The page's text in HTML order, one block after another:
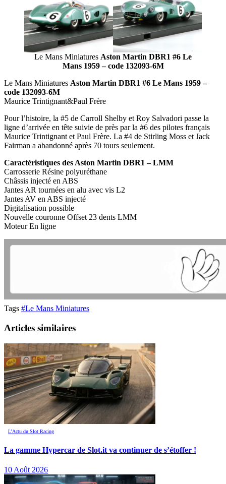
Le Mans Miniatures Aston Martin DBR1 #6 Le
Mans 1959 – code 132093-6M
Le Mans Miniatures Aston Martin DBR1 #6 Le Mans 1959 –
code 132093-6M
Maurice Trintignant&Paul Frère
Pour l’histoire, la #5 de Carroll Shelby et Roy Salvadori passe la
ligne d’arrivée en tête suivie de près par la #6 des pilotes français
Maurice Trintignant et Paul Frère. La #4 de Stirling Moss et Jack
Fairman a abandonné après 70 tours seulement.
Caractéristiques des Aston Martin DBR1 – LMM
Carrosserie Résine polyuréthane
Châssis injecté en ABS
Jantes AR tournées en alu avec vis L2
Jantes AV en ABS injecté
Digitalisation possible
Nouvelle couronne Offset 23 dents LMM
Moteur En ligne
Tags #Le Mans Miniatures
Articles similaires
L’Actu du Slot Racing
La gamme Hypercar de Slot.it va continuer de s’étoffer !
10 Août 2026